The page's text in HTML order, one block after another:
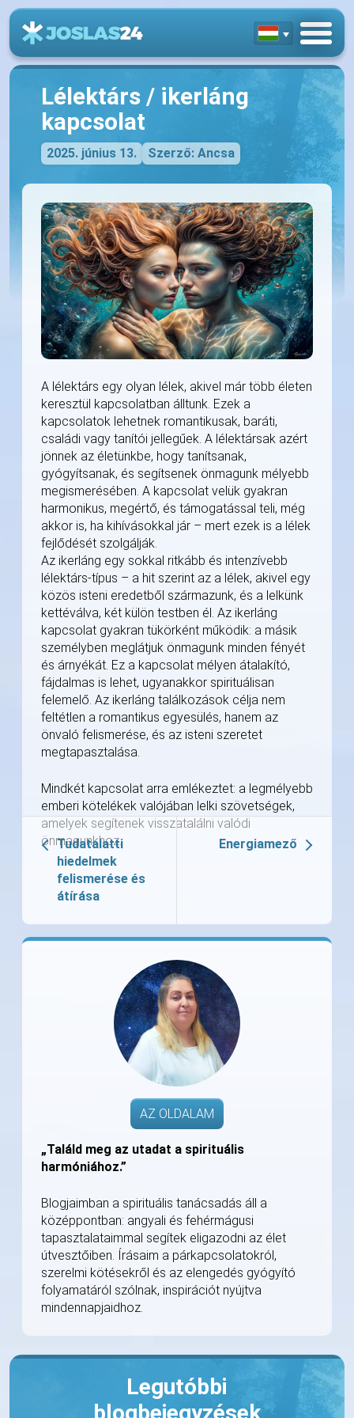
Lélektárs / ikerláng
kapcsolat
2025. június 13. Szerző: Ancsa
A lélektárs egy olyan lélek, akivel már több életen
keresztül kapcsolatban álltunk. Ezek a
kapcsolatok lehetnek romantikusak, baráti,
családi vagy tanítói jellegűek. A lélektársak azért
jönnek az életünkbe, hogy tanítsanak,
gyógyítsanak, és segítsenek önmagunk mélyebb
megismerésében. A kapcsolat velük gyakran
harmonikus, megértő, és támogatással teli, még
akkor is, ha kihívásokkal jár – mert ezek is a lélek
fejlődését szolgálják.
Az ikerláng egy sokkal ritkább és intenzívebb
lélektárs-típus – a hit szerint az a lélek, akivel egy
közös isteni eredetből származunk, és a lelkünk
kettéválva, két külön testben él. Az ikerláng
kapcsolat gyakran tükörként működik: a másik
személyben meglátjuk önmagunk minden fényét
és árnyékát. Ez a kapcsolat mélyen átalakító,
fájdalmas is lehet, ugyanakkor spirituálisan
felemelő. Az ikerláng találkozások célja nem
feltétlen a romantikus egyesülés, hanem az
önvaló felismerése, és az isteni szeretet
megtapasztalása.
Mindkét kapcsolat arra emlékeztet: a legmélyebb
emberi kötelékek valójában lelki szövetségek,
amelyek segítenek visszatalálni valódi
önmagunkhoz.
Tudatalatti
hiedelmek
felismerése és
átírása
Energiamező
AZ OLDALAM
„Találd meg az utadat a spirituális
harmóniához.”
Blogjaimban a spirituális tanácsadás áll a
középpontban: angyali és fehérmágusi
tapasztalataimmal segítek eligazodni az élet
útvesztőiben. Írásaim a párkapcsolatokról,
szerelmi kötésekről és az elengedés gyógyító
folyamatáról szólnak, inspirációt nyújtva
mindennapjaidhoz.
Legutóbbi